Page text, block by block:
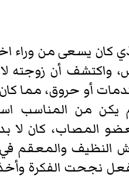
كان يسعى من وراء
جوزفين فرانسيس، واكتشف
أو حروق، مما كان
من المناسب
المصاب، كان
النظيف والمعقم
نجحت الفكرة